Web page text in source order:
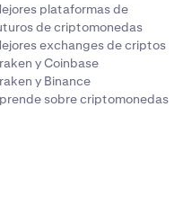
plataformas de
de criptomonedas
exchanges de criptos
y Coinbase
y Binance
sobre criptomonedas